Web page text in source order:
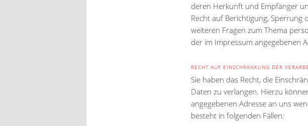
deren Herkunft und Empfänger
Recht auf Berichtigung, Sperrung
weiteren Fragen zum Thema
der im Impressum angegebenen
RECHT AUF EINSCHRÄNKUNG DER
Sie haben das Recht, die
Daten zu verlangen. Hierzu
angegebenen Adresse an uns
besteht in folgenden Fällen: